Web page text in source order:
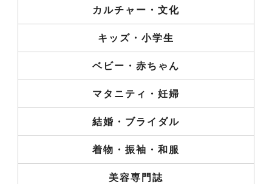
カルチャー・文化
キッズ・小学生
ベビー・赤ちゃん
マタニティ・妊婦
結婚・ブライダル
着物・振袖・和服
美容専門誌